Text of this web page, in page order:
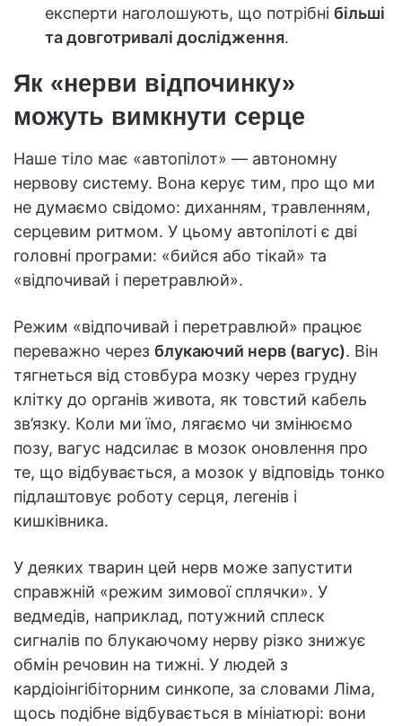
експерти наголошують, що потрібні більші
та довготривалі дослідження.
Як «нерви відпочинку»
можуть вимкнути серце
Наше тіло має «автопілот» — автономну
нервову систему. Вона керує тим, про що ми
не думаємо свідомо: диханням, травленням,
серцевим ритмом. У цьому автопілоті є дві
головні програми: «бийся або тікай» та
«відпочивай і перетравлюй».
Режим «відпочивай і перетравлюй» працює
переважно через блукаючий нерв (вагус). Він
тягнеться від стовбура мозку через грудну
клітку до органів живота, як товстий кабель
зв’язку. Коли ми їмо, лягаємо чи змінюємо
позу, вагус надсилає в мозок оновлення про
те, що відбувається, а мозок у відповідь тонко
підлаштовує роботу серця, легенів і
кишківника.
У деяких тварин цей нерв може запустити
справжній «режим зимової сплячки». У
ведмедів, наприклад, потужний сплеск
сигналів по блукаючому нерву різко знижує
обмін речовин на тижні. У людей з
кардіоінгібіторним синкопе, за словами Ліма,
щось подібне відбувається в мініатюрі: вони